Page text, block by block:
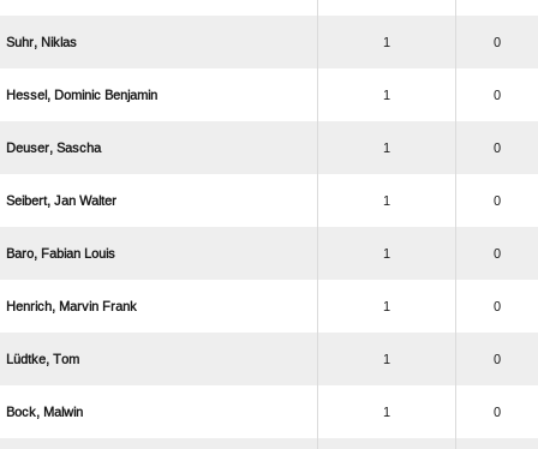
  1 0
   1 0
  1 0
   1 0
   1 0
   1 0
  1 0
  1 0